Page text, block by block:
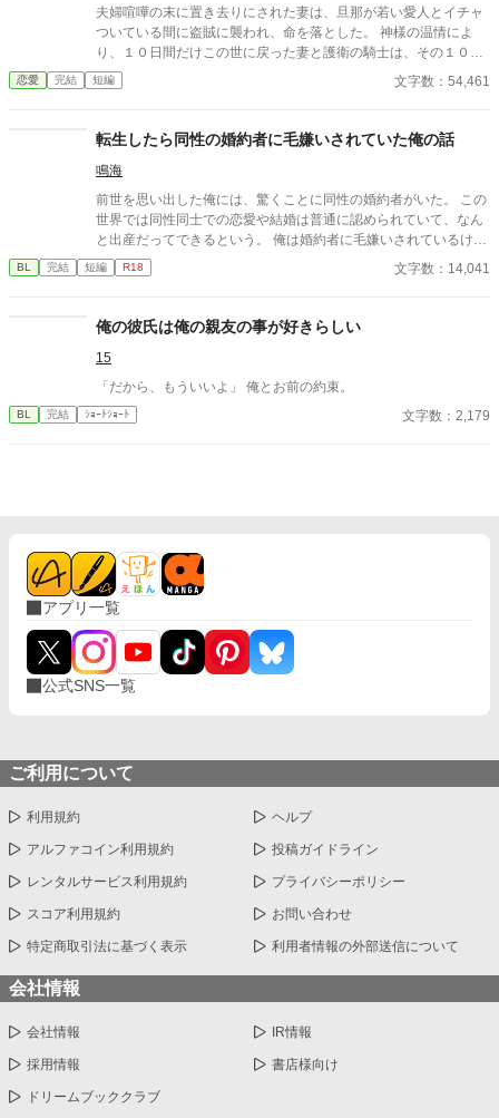
やさない。物腰柔らかな姿勢に男女問わずモテる ⚪︎中田真……両
親の転勤で引っ越してきた転校生。平凡な容姿で口が悪いがクラ
スに馴染めず誰とも話さないので王子しか知らないし、これから
も多分バレない ※全四話、予約投稿済み。 本編に攻めの名前が出
まだ悩み中
夫婦喧嘩の末に置き去りにされた妻は、旦那が若い愛人とイチャ
ついている間に盗賊に襲われ、命を落とした。 神様の温情によ
り、１０日間だけこの世に戻った妻と護衛の騎士は、その１０日
間の間に心残りを処分する。それは、娘の行く末と……もし、来
世があるならば、今度は政略といえども夫以外の人の妻になると
してきた息子とも縁を切ることを決意する。 生まれかわった妻
は、新しい人生を強く生きることを決意。 過去世と同じ轍を踏み
たくない……
恋愛 完結 短編 文字数：54,461
転生したら同性の婚約者に毛嫌いされていた俺の話
鳴海
前世を思い出した俺には、驚くことに同性の婚約者がいた。 この
世界では同性同士での恋愛や結婚は普通に認められていて、なん
と出産だってできるという。 俺は婚約者に毛嫌いされているけれ
ど、それは前世を思い出す前の俺の性格が最悪だったからだ。 我
儘で傲慢な俺は、学園でも嫌われ者。 そんな主人公が前世を思い
約者とも仲直りして愛されて幸せになるまでの話。
BL 完結 短編 R18 文字数：14,041
俺の彼氏は俺の親友の事が好きらしい
15
「だから、もういいよ」 俺とお前の約束。
BL 完結 ｼｮｰﾄｼｮｰﾄ 文字数：2,179
アプリ一覧
公式SNS一覧
ご利用について
利用規約 ヘルプ
アルファコイン利用規約 投稿ガイドライン
レンタルサービス利用規約 プライバシーポリシー
スコア利用規約 お問い合わせ
特定商取引法に基づく表示 利用者情報の外部送信について
会社情報
会社情報 IR情報
採用情報 書店様向け
ドリームブッククラブ